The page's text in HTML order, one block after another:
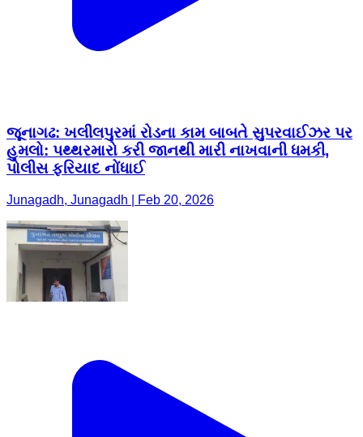
જૂનાગઢ: ખલીલપુરમાં રોડના કામ બાબતે સુપરવાઈઝર પર
હુમલો: પથ્થરમારો કરી જાનથી મારી નાખવાની ધમકી,
પોલીસ ફરિયાદ નોંધાઈ
Junagadh, Junagadh | Feb 20, 2026